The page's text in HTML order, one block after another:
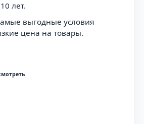
лет.
выгодные условия
цена на товары.